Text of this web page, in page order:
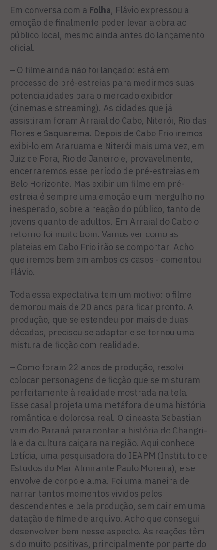
Em conversa com a Folha , Flávio expressou a
emoção de finalmente poder levar a obra ao
público local, mesmo ainda antes do lançamento
oficial.
– O filme ainda não foi lançado: está em
processo de pré-estreias para medirmos suas
potencialidades para o mercado exibidor
(cinemas e streaming). As cidades que já
assistiram foram Arraial do Cabo, Niterói, Rio das
Flores e Saquarema. Depois de Cabo Frio iremos
exibi-lo em Araruama e Niterói mais uma vez, em
Juiz de Fora, Rio de Janeiro e, provavelmente,
encerraremos esse período de pré-estreias em
Belo Horizonte. Mas exibir um filme em pré-
estreia é sempre uma emoção e um mergulho no
inesperado, sobre a reação do público, tanto de
jovens quanto de adultos. Em Arraial do Cabo o
retorno foi muito bom. Vamos ver como as
plateias em Cabo Frio irão se comportar. Acho
que iremos bem em ambos os casos - comentou
Flávio.
Toda essa expectativa tem um motivo: o filme
demorou mais de 20 anos para ficar pronto. A
produção, que se estendeu por mais de duas
décadas, precisou se adaptar e se tornou uma
mistura de ficção com realidade.
– Como foram 22 anos de produção, resolvi
colocar personagens de ficção que se misturam
perfeitamente à realidade mostrada na tela.
Esse casal projeta uma metáfora de uma história
romântica e dolorosa real. O cineasta Sebastian
vem do Paraná para contar a história do Changri-
lá e da cultura caiçara na região. Aqui conhece
Letícia, uma pesquisadora do IEAPM (Instituto de
Estudos do Mar Almirante Paulo Moreira), e se
envolve de corpo e alma. Foi uma maneira de
narrar tantos momentos vividos pelos
descendentes e pela produção, sem cair em uma
datação de filme de arquivo. Acho que consegui
desenvolver bem nesse aspecto. As reações têm
sido muito positivas, principalmente por parte do